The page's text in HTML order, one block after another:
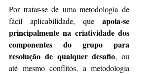
Por tratar-se de uma metodologia de
fácil aplicabilidade, que apoia-se
principalmente na criatividade dos
componentes do grupo para
resolução de qualquer desafio, ou
até mesmo conflitos, a metodologia